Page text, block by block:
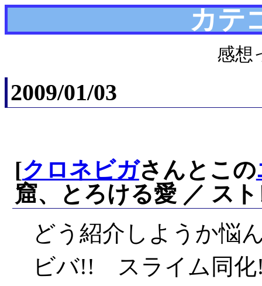
カテ
感想
2009/01/03
[クロネビガさんとこの
窟、とろける愛 ／ ス
どう紹介しようか悩
ビバ!! スライム同